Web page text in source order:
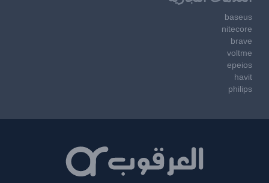
baseus
nitecore
brave
voltme
epeios
havit
philips